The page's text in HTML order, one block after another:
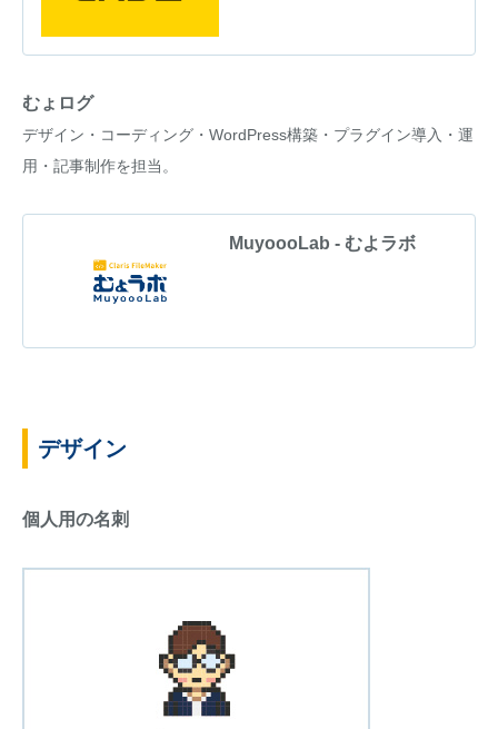
むょログ
デザイン・コーディング・WordPress構築・プラグイン導入・運
用・記事制作を担当。
MuyoooLab - むよラボ
デザイン
個人用の名刺